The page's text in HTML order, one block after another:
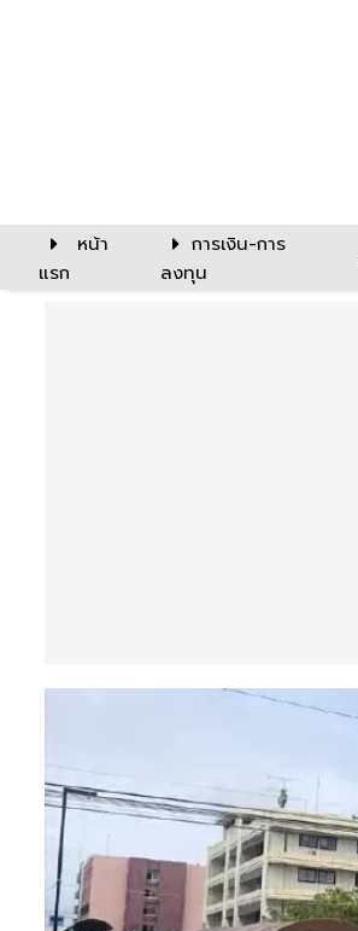
หน้า
แรก
การเงิน-การ
ลงทุน